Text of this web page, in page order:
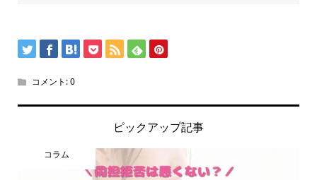
コメント:0
ピックアップ記事
コラム